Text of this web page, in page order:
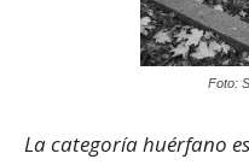
Foto:
La categoría huérfano